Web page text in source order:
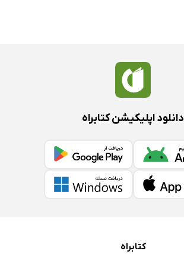
دانلود اپلیکیشن کتابراه
کتابراه